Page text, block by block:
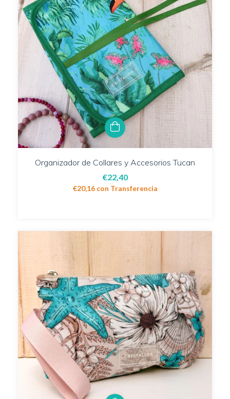
Organizador de Collares y Accesorios Tucan
€22,40
€20,16 con Transferencia